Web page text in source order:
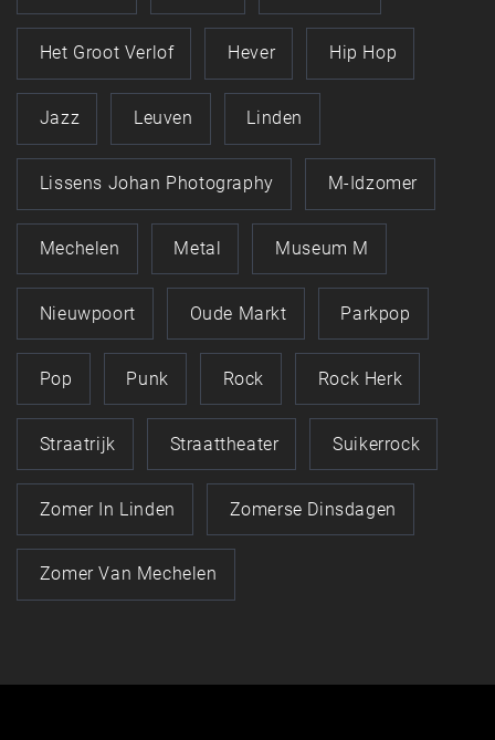
Het Groot Verlof Hever Hip Hop
Jazz Leuven Linden
Lissens Johan Photography M-Idzomer
Mechelen Metal Museum M
Nieuwpoort Oude Markt Parkpop
Pop Punk Rock Rock Herk
Straatrijk Straattheater Suikerrock
Zomer In Linden Zomerse Dinsdagen
Zomer Van Mechelen